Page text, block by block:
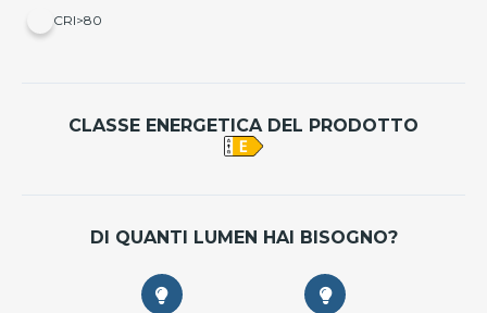
CRI>80
CLASSE ENERGETICA DEL PRODOTTO
DI QUANTI LUMEN HAI BISOGNO?